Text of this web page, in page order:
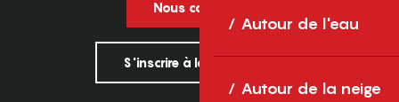
Autour de l'eau
Autour de la neige
Nous contacter
S'inscrire à la newsletter